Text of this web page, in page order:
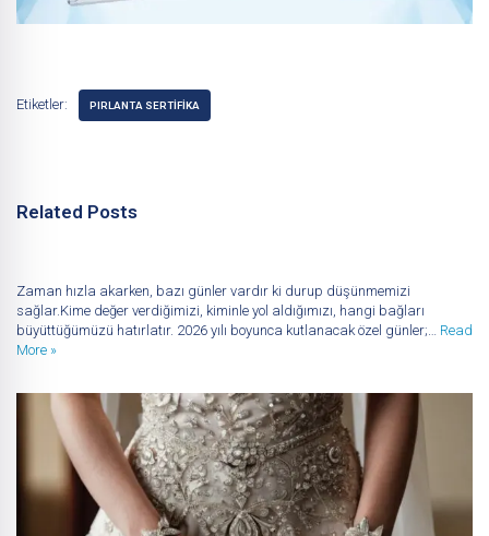
Etiketler: PIRLANTA SERTIFIKA
Related Posts
Zaman hızla akarken, bazı günler vardır ki durup düşünmemizi
sağlar.Kime değer verdiğimizi, kiminle yol aldığımızı, hangi bağları
büyüttüğümüzü hatırlatır. 2026 yılı boyunca kutlanacak özel günler;… Read
More »